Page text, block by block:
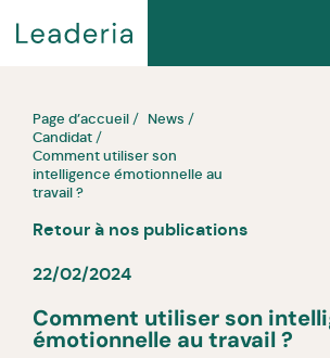
Page d’accueil
News
Candidat
Comment utiliser son
intelligence émotionnelle au
travail ?
Retour à nos publications
22/02/2024
Comment utiliser son
émotionnelle au travail ?